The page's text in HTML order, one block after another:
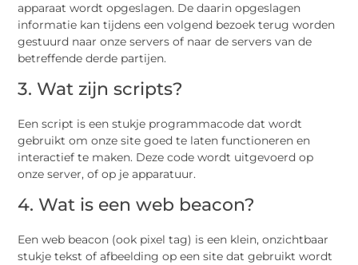
apparaat wordt opgeslagen. De daarin opgeslagen
informatie kan tijdens een volgend bezoek terug worden
gestuurd naar onze servers of naar de servers van de
betreffende derde partijen.
3. Wat zijn scripts?
Een script is een stukje programmacode dat wordt
gebruikt om onze site goed te laten functioneren en
interactief te maken. Deze code wordt uitgevoerd op
onze server, of op je apparatuur.
4. Wat is een web beacon?
Een web beacon (ook pixel tag) is een klein, onzichtbaar
stukje tekst of afbeelding op een site dat gebruikt wordt